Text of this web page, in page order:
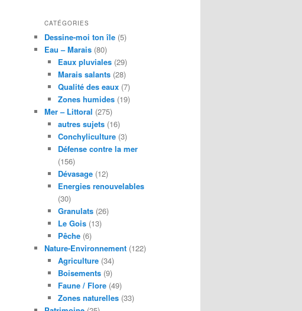
CATÉGORIES
Dessine-moi ton île (5)
Eau – Marais (80)
Eaux pluviales(29)
Marais salants(28)
Qualité des eaux(7)
Zones humides(19)
Mer – Littoral (275)
autres sujets(16)
Conchyliculture(3)
Défense contre la mer
(156)
Dévasage(12)
Energies renouvelables
(30)
Granulats(26)
Le Gois(13)
Pêche(6)
Nature-Environnement (122)
Agriculture(34)
Boisements(9)
Faune / Flore(49)
Zones naturelles(33)